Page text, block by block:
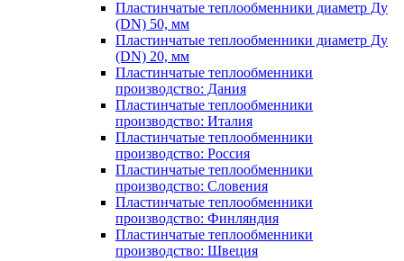
Пластинчатые теплообменники диаметр Ду
(DN) 50, мм
Пластинчатые теплообменники диаметр Ду
(DN) 20, мм
Пластинчатые теплообменники
производство: Дания
Пластинчатые теплообменники
производство: Италия
Пластинчатые теплообменники
производство: Россия
Пластинчатые теплообменники
производство: Словения
Пластинчатые теплообменники
производство: Финляндия
Пластинчатые теплообменники
производство: Швеция